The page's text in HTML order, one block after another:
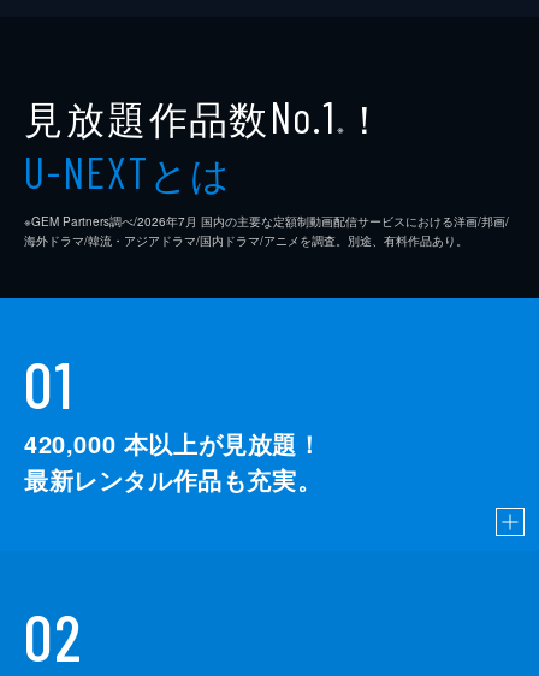
見放題作品数No.1 ※ ！
U-NEXTとは
※GEM Partners調べ/2026年7⽉ 国内の主要な定額制動画配信サービスにおける洋画/邦画/
海外ドラマ/韓流・アジアドラマ/国内ドラマ/アニメを調査。別途、有料作品あり。
01
420,000 本以上が見放題！
最新レンタル作品も充実。
02